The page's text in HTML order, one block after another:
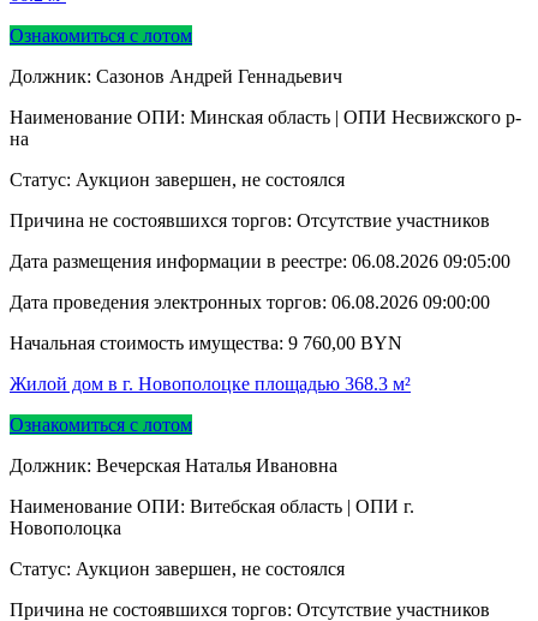
Ознакомиться с лотом
Должник: Сазонов Андрей Геннадьевич
Наименование ОПИ: Минская область | ОПИ Несвижского р-
на
Статус: Аукцион завершен, не состоялся
Причина не состоявшихся торгов: Отсутствие участников
Дата размещения информации в реестре: 06.08.2026 09:05:00
Дата проведения электронных торгов: 06.08.2026 09:00:00
Начальная стоимость имущества: 9 760,00 BYN
Жилой дом в г. Новополоцке площадью 368.3 м²
Ознакомиться с лотом
Должник: Вечерская Наталья Ивановна
Наименование ОПИ: Витебская область | ОПИ г.
Новополоцка
Статус: Аукцион завершен, не состоялся
Причина не состоявшихся торгов: Отсутствие участников